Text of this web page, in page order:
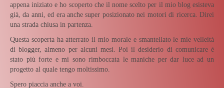
appena iniziato e ho scoperto che il nome scelto per il mio blog esisteva
già, da anni, ed era anche super posizionato nei motori di ricerca. Direi
una strada chiusa in partenza.
Questa scoperta ha atterrato il mio morale e smantellato le mie velleità
di blogger, almeno per alcuni mesi. Poi il desiderio di comunicare è
stato più forte e mi sono rimboccata le maniche per dar luce ad un
progetto al quale tengo moltissimo.
Spero piaccia anche a voi.